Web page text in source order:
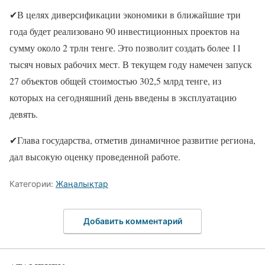
✔В целях диверсификации экономики в ближайшие три
года будет реализовано 90 инвестиционных проектов на
сумму около 2 трлн тенге. Это позволит создать более 11
тысяч новых рабочих мест. В текущем году намечен запуск
27 объектов общей стоимостью 302,5 млрд тенге, из
которых на сегодняшний день введены в эксплуатацию
девять.
✔Глава государства, отметив динамичное развитие региона,
дал высокую оценку проведенной работе.
Категории: Жаңалықтар
Добавить комментарий